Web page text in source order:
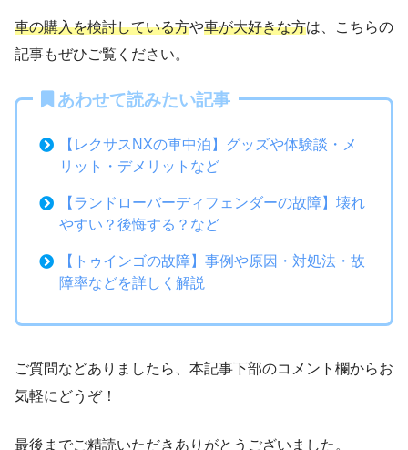
車の購入を検討している方や車が大好きな方は、こちらの
記事もぜひご覧ください。
あわせて読みたい記事
【レクサスNXの車中泊】グッズや体験談・メ
リット・デメリットなど
【ランドローバーディフェンダーの故障】壊れ
やすい？後悔する？など
【トゥインゴの故障】事例や原因・対処法・故
障率などを詳しく解説
ご質問などありましたら、本記事下部のコメント欄からお
気軽にどうぞ！
最後までご精読いただきありがとうございました。